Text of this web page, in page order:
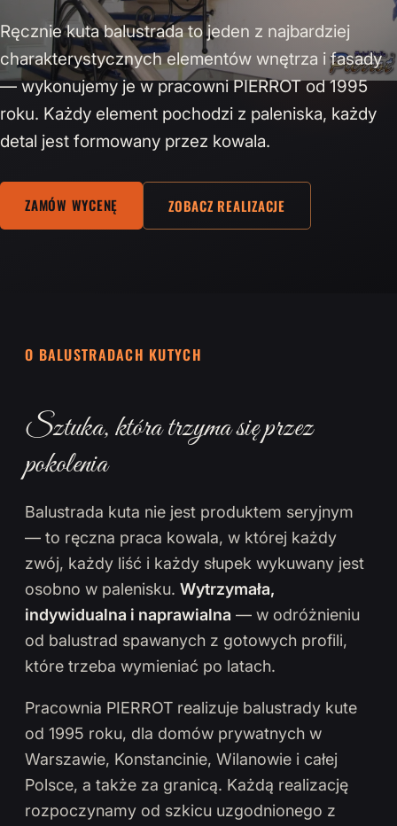
Ręcznie kuta balustrada to jeden z najbardziej
charakterystycznych elementów wnętrza i fasady
— wykonujemy je w pracowni PIERROT od 1995
roku. Każdy element pochodzi z paleniska, każdy
detal jest formowany przez kowala.
ZAMÓW WYCENĘ ZOBACZ REALIZACJE
O BALUSTRADACH KUTYCH
Sztuka, która trzyma się przez
pokolenia
Balustrada kuta nie jest produktem seryjnym
— to ręczna praca kowala, w której każdy
zwój, każdy liść i każdy słupek wykuwany jest
osobno w palenisku. Wytrzymała,
indywidualna i naprawialna — w odróżnieniu
od balustrad spawanych z gotowych profili,
które trzeba wymieniać po latach.
Pracownia PIERROT realizuje balustrady kute
od 1995 roku, dla domów prywatnych w
Warszawie, Konstancinie, Wilanowie i całej
Polsce, a także za granicą. Każdą realizację
rozpoczynamy od szkicu uzgodnionego z